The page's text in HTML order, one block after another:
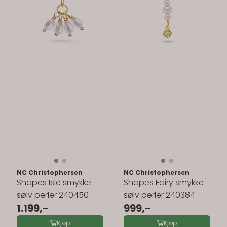
NC Christophersen
Shapes Isle smykke
sølv perler 240450
1.199,-
Kjøp
NC Christophersen
Shapes Fairy smykke
sølv perler 240384
999,-
Kjøp